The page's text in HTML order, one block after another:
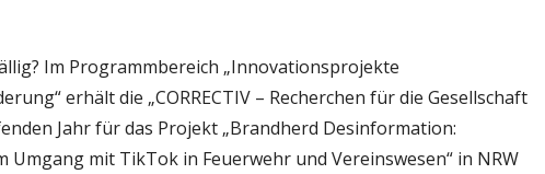
Im Programmbereich „Innovationsprojekte
erhält die „CORRECTIV – Recherchen für die Gesellschaft
Jahr für das Projekt „Brandherd Desinformation:
Umgang mit TikTok in Feuerwehr und Vereinswesen“ in NRW